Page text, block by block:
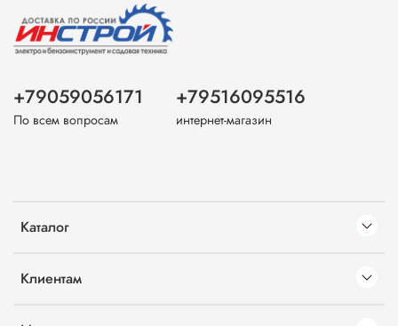
Каталог
Клиентам
+79059056171
По всем вопросам
+79516095516
интернет-магазин